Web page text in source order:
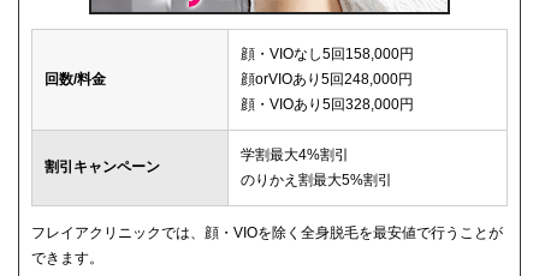
回数/料金
顔・VIOなし5回158,000円
顔orVIOあり5回248,000円
顔・VIOあり5回328,000円
割引キャンペーン
学割最大4%割引
のりかえ割最大5%割引
フレイアクリニックでは、顔・VIOを除く全身脱毛を最安値で行うことが
できます。